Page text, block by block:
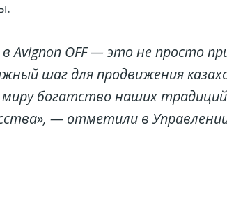
OFF — это не просто
шаг для продвижения
богатство наших
— отметили в